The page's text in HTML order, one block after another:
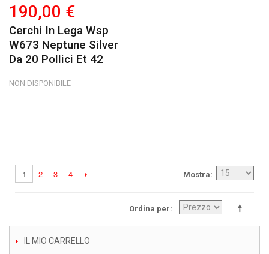
190,00 €
Cerchi In Lega Wsp
W673 Neptune Silver
Da 20 Pollici Et 42
NON DISPONIBILE
Mostra
1 2 3 4
Ordina per
IL MIO CARRELLO